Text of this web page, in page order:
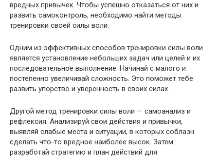
вредных привычек. Чтобы успешно отказаться от них и
развить самоконтроль, необходимо найти методы
тренировки своей силы воли.
Одним из эффективных способов тренировки силы воли
является установление небольших задач или целей и их
последовательное выполнение. Начинай с малого и
постепенно увеличивай сложность. Это поможет тебе
развить упорство и уверенность в своих силах.
Другой метод тренировки силы воли — самоанализ и
рефлексия. Анализируй свои действия и привычки,
выявляй слабые места и ситуации, в которых соблазн
сделать что-то вредное наиболее высок. Затем
разработай стратегию и план действий для